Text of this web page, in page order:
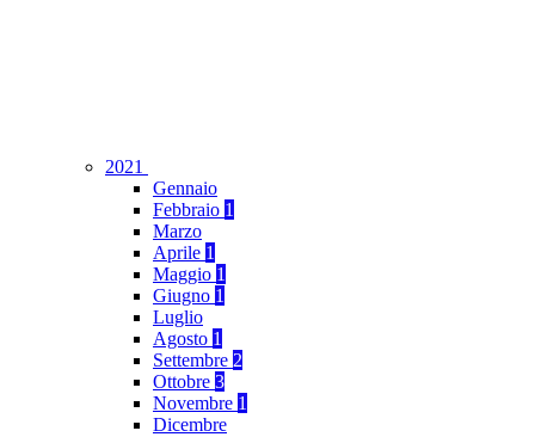
2021
Gennaio
Febbraio 1
Marzo
Aprile 1
Maggio 1
Giugno 1
Luglio
Agosto 1
Settembre 2
Ottobre 3
Novembre 1
Dicembre